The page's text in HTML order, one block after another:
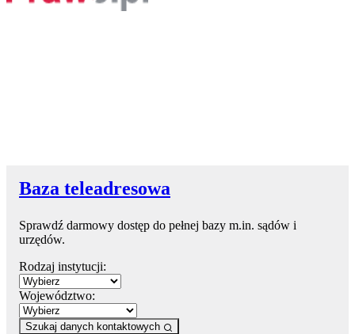
Baza teleadresowa
Sprawdź darmowy dostęp do pełnej bazy m.in. sądów i
urzędów.
Rodzaj instytucji:
Województwo:
Szukaj danych kontaktowych